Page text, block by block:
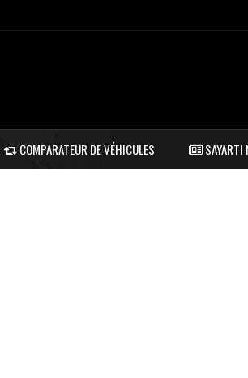
COMPARATEUR DE VÉHICULES SAYARTI